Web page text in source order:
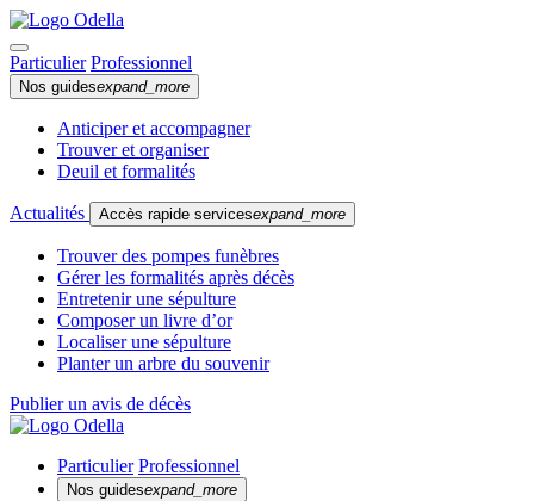
Particulier Professionnel
Nos guidesexpand_more
Anticiper et accompagner
Trouver et organiser
Deuil et formalités
Actualités Accès rapide servicesexpand_more
Trouver des pompes funèbres
Gérer les formalités après décès
Entretenir une sépulture
Composer un livre d’or
Localiser une sépulture
Planter un arbre du souvenir
Publier un avis de décès
Particulier Professionnel
Nos guidesexpand_more